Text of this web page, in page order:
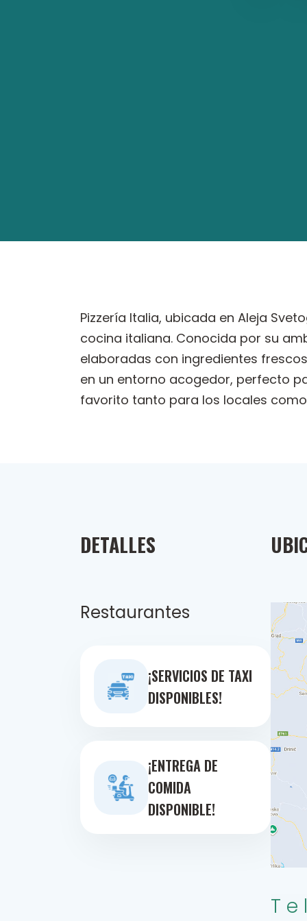
Pizzería Italia, ubicada en Aleja
cocina italiana. Conocida por su
elaboradas con ingredientes
en un entorno acogedor, perfecto
favorito tanto para los locales
DETALLES
Restaurantes
¡SERVICIOS DE TAXI
DISPONIBLES!
¡ENTREGA DE
COMIDA
DISPONIBLE!